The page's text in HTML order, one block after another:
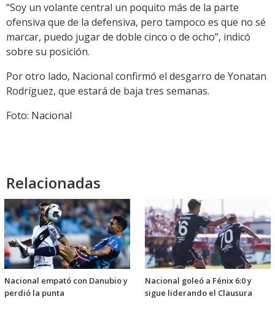
“Soy un volante central un poquito más de la parte
ofensiva que de la defensiva, pero tampoco es que no sé
marcar, puedo jugar de doble cinco o de ocho”, indicó
sobre su posición.
Por otro lado, Nacional confirmó el desgarro de Yonatan
Rodríguez, que estará de baja tres semanas.
Foto: Nacional
Relacionadas
Nacional empató con Danubio y
perdió la punta
Nacional goleó a Fénix 6:0 y
sigue liderando el Clausura